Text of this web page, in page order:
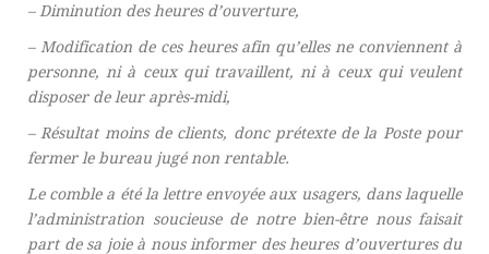
– Diminution des heures d’ouverture,
– Modification de ces heures afin qu’elles ne conviennent à
personne, ni à ceux qui travaillent, ni à ceux qui veulent
disposer de leur après-midi,
– Résultat moins de clients, donc prétexte de la Poste pour
fermer le bureau jugé non rentable.
Le comble a été la lettre envoyée aux usagers, dans laquelle
l’administration soucieuse de notre bien-être nous faisait
part de sa joie à nous informer des heures d’ouvertures du